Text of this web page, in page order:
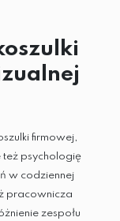
firmowej,
też psychologię
w codziennej
pracownicza
zespołu